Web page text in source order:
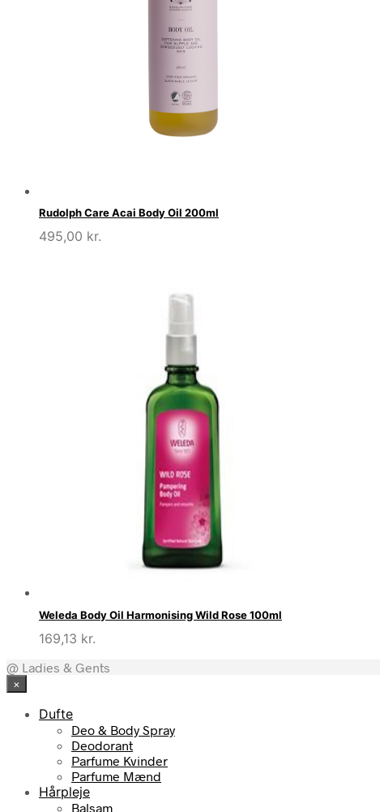
Rudolph Care Acai Body Oil 200ml
495,00 kr.
Weleda Body Oil Harmonising Wild Rose 100ml
169,13 kr.
@ Ladies & Gents
×
Dufte
Deo & Body Spray
Deodorant
Parfume Kvinder
Parfume Mænd
Hårpleje
Balsam